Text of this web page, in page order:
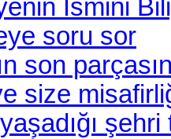
İsmini
soru sor
son
size